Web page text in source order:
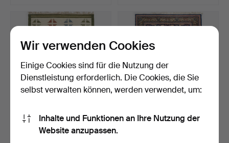
Objekt
TEPPICH, Rölakan, ca. 240
x 177 cm.
ORIENTTEPPICH, Keshan,
Wir verwenden Cookies
Einige Cookies sind für die Nutzung der
Dienstleistung erforderlich. Die Cookies, die Sie
selbst verwalten können, werden verwendet, um:
Inhalte und Funktionen an Ihre Nutzung der
Website anzupassen.